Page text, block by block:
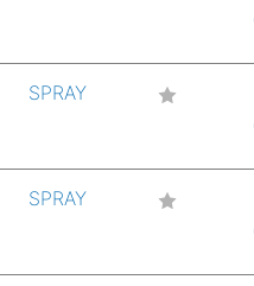
SPRAY
SPRAY